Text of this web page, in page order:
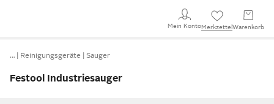
Mein KontoMerkzettel Warenkorb
… Reinigungsgeräte Sauger
Festool Industriesauger